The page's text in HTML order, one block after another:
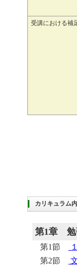
受講における補
カリキュラム
第1章
第1節
第2節